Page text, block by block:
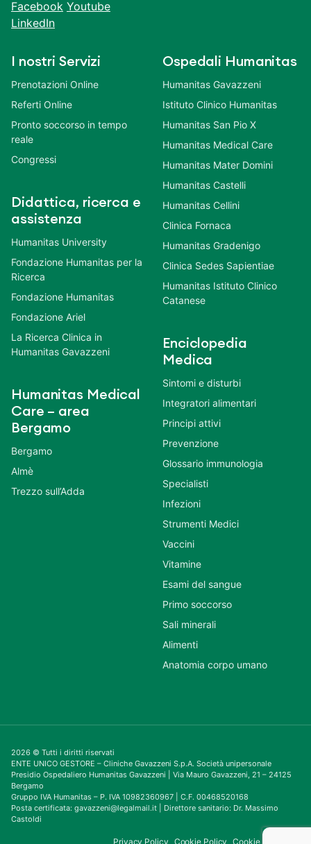
Facebook Youtube
LinkedIn
I nostri Servizi
Prenotazioni Online
Referti Online
Pronto soccorso in tempo
reale
Congressi
Didattica, ricerca e
assistenza
Humanitas University
Fondazione Humanitas per la
Ricerca
Fondazione Humanitas
Fondazione Ariel
La Ricerca Clinica in
Humanitas Gavazzeni
Humanitas Medical
Care – area
Bergamo
Bergamo
Almè
Trezzo sull’Adda
Ospedali Humanitas
Humanitas Gavazzeni
Istituto Clinico Humanitas
Humanitas San Pio X
Humanitas Medical Care
Humanitas Mater Domini
Humanitas Castelli
Humanitas Cellini
Clinica Fornaca
Humanitas Gradenigo
Clinica Sedes Sapientiae
Humanitas Istituto Clinico
Catanese
Enciclopedia
Medica
Sintomi e disturbi
Integratori alimentari
Principi attivi
Prevenzione
Glossario immunologia
Specialisti
Infezioni
Strumenti Medici
Vaccini
Vitamine
Esami del sangue
Primo soccorso
Sali minerali
Alimenti
Anatomia corpo umano
2026 © Tutti i diritti riservati
ENTE UNICO GESTORE – Cliniche Gavazzeni S.p.A. Società unipersonale
Presidio Ospedaliero Humanitas Gavazzeni | Via Mauro Gavazzeni, 21 – 24125
Bergamo
Gruppo IVA Humanitas – P. IVA 10982360967 | C.F. 00468520168
Posta certificata: gavazzeni@legalmail.it | Direttore sanitario: Dr. Massimo
Castoldi
Privacy Policy Cookie Policy Cookie Consent